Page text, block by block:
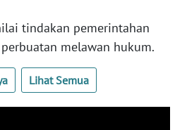
tindakan pemerintahan
melawan hukum.
Lihat Semua